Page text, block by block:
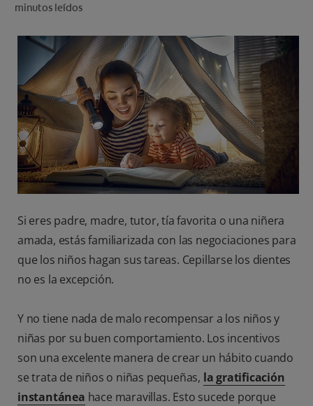
PARA PROFESIONALES
CUPONES
DÓNDE COMPRAR
BO (ES)
SUSCRÍBETE
minutos leídos
Si eres padre, madre, tutor, tía favorita o una niñera
amada, estás familiarizada con las negociaciones para
que los niños hagan sus tareas. Cepillarse los dientes
no es la excepción.
Y no tiene nada de malo recompensar a los niños y
niñas por su buen comportamiento. Los incentivos
son una excelente manera de crear un hábito cuando
se trata de niños o niñas pequeñas, la gratificación
instantánea hace maravillas. Esto sucede porque